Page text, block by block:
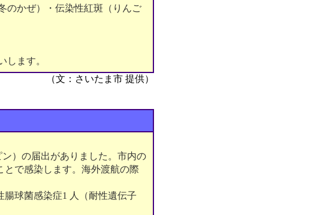
のかぜ）・伝染性紅斑（りんご
します。
（文：さいたま市 提供）
）の届出がありました。市内の
とで感染します。海外渡航の際
球菌感染症1 人（耐性遺伝子